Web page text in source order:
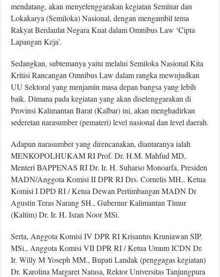
mendatang, akan menyelenggarakan kegiatan Seminar dan
Lokakarya (Semiloka) Nasional, dengan mengambil tema
Rakyat Berdaulat Negara Kuat dalam Omnibus Law ‘Cipta
Lapangan Keja’.
Sedangkan, subtemanya yaitu melalui Semiloka Nasional Kita
Kritisi Rancangan Omnibus Law dalam rangka mewujudkan
UU Sektoral yang menjamin masa depan bangsa yang lebih
baik. Dimana pada kegiatan yang akan diselenggarakan di
Provinsi Kalimantan Barat (Kalbar) ini, akan menghadirkan
sederetan narasumber (pemateri) level nasional dan level daerah.
Adapun narasumber yang direncanakan, diantaranya ialah
MENKOPOLHUKAM RI Prof. Dr. H.M. Mahfud MD,
Menteri BAPPENAS RI Dr. Ir. H. Suharso Monoarfa, Presiden
MADN/Anggota Komisi II DPR RI Drs. Cornelis MH., Ketua
Komisi I DPD RI / Ketua Dewan Pertimbangan MADN Dr
Agustin Teras Narang SH., Gubernur Kalimantan Timur
(Kaltim) Dr. Ir. H. Isran Noor MSi.
Serta, Anggota Komisi IV DPR RI Krisantus Kruniawan SIP.
MSi., Anggota Komisi VII DPR RI / Ketua Umum ICDN Dr.
Ir. Willy M Yoseph MM., Bupati Landak (penggagas kegiatan)
Dr. Karolina Margaret Natasa, Rektor Universitas Tanjungpura